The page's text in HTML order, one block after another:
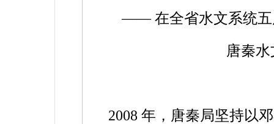
—— 在全省水文系统
唐秦
2008 年，唐秦局坚持以